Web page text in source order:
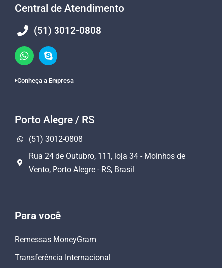
Central de Atendimento
(51) 3012-0808
Conheça a Empresa
Porto Alegre / RS
(51) 3012-0808
Rua 24 de Outubro, 111, loja 34 - Moinhos de
Vento, Porto Alegre - RS, Brasil
Para você
Remessas MoneyGram
Transferência Internacional